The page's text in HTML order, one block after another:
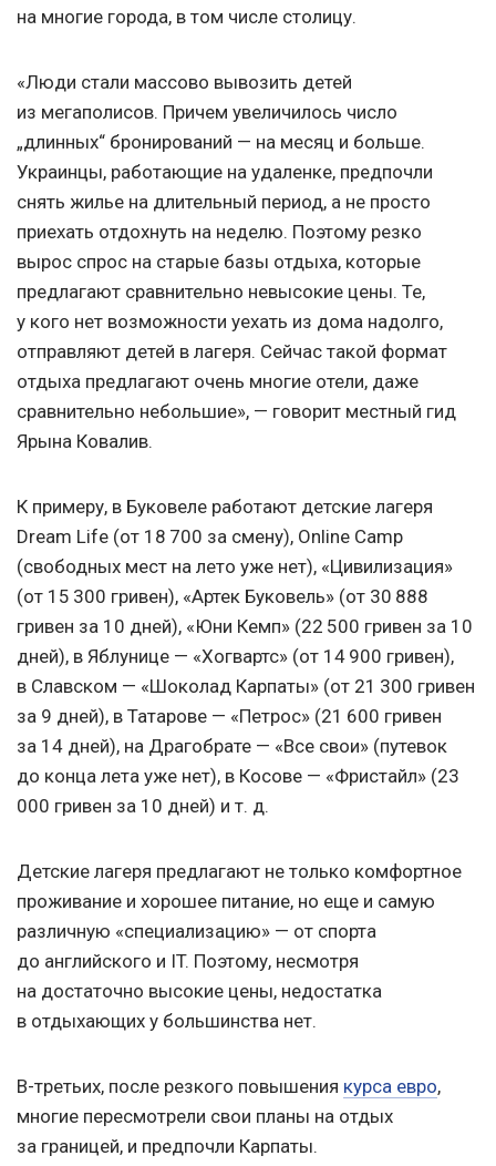
на многие города, в том числе столицу.
«Люди стали массово вывозить детей
из мегаполисов. Причем увеличилось число
„длинных“ бронирований — на месяц и больше.
Украинцы, работающие на удаленке, предпочли
снять жилье на длительный период, а не просто
приехать отдохнуть на неделю. Поэтому резко
вырос спрос на старые базы отдыха, которые
предлагают сравнительно невысокие цены. Те,
у кого нет возможности уехать из дома надолго,
отправляют детей в лагеря. Сейчас такой формат
отдыха предлагают очень многие отели, даже
сравнительно небольшие», — говорит местный гид
Ярына Ковалив.
К примеру, в Буковеле работают детские лагеря
Dream Life (от 18 700 за смену), Online Camp
(свободных мест на лето уже нет), «Цивилизация»
(от 15 300 гривен), «Артек Буковель» (от 30 888
гривен за 10 дней), «Юни Кемп» (22 500 гривен за 10
дней), в Яблунице — «Хогвартс» (от 14 900 гривен),
в Славском — «Шоколад Карпаты» (от 21 300 гривен
за 9 дней), в Татарове — «Петрос» (21 600 гривен
за 14 дней), на Драгобрате — «Все свои» (путевок
до конца лета уже нет), в Косове — «Фристайл» (23
000 гривен за 10 дней) и т. д.
Детские лагеря предлагают не только комфортное
проживание и хорошее питание, но еще и самую
различную «специализацию» — от спорта
до английского и IT. Поэтому, несмотря
на достаточно высокие цены, недостатка
в отдыхающих у большинства нет.
В-третьих, после резкого повышения курса евро,
многие пересмотрели свои планы на отдых
за границей, и предпочли Карпаты.